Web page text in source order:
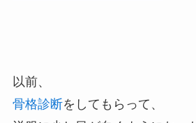
以前、
骨格診断をしてもらって、